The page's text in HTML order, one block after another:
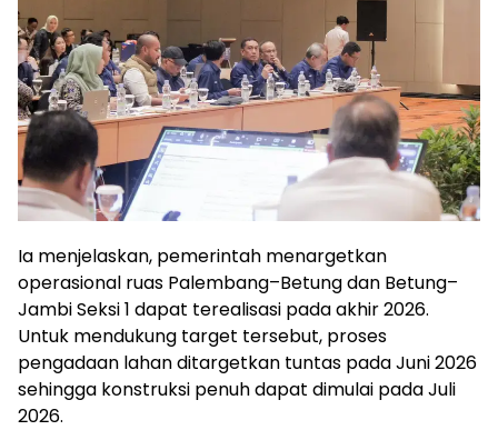
Ia menjelaskan, pemerintah menargetkan
operasional ruas Palembang–Betung dan Betung–
Jambi Seksi 1 dapat terealisasi pada akhir 2026.
Untuk mendukung target tersebut, proses
pengadaan lahan ditargetkan tuntas pada Juni 2026
sehingga konstruksi penuh dapat dimulai pada Juli
2026.